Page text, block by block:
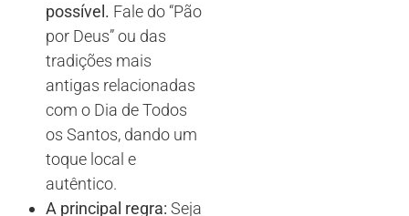
possível. Fale do “Pão
por Deus” ou das
tradições mais
antigas relacionadas
com o Dia de Todos
os Santos, dando um
toque local e
autêntico.
A principal regra: Seja